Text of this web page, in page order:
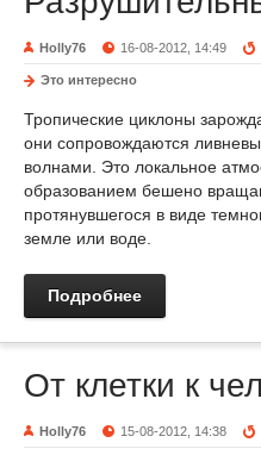
Holly76 16-08-2012, 14:49
Это интересно
Тропические циклоны
они сопровождают­ся
волнами. Это локальное
образова­нием бешено
протянувше­гося в виде
земле или воде.
Подробнее
От клетки к
Holly76 15-08-2012, 14:38